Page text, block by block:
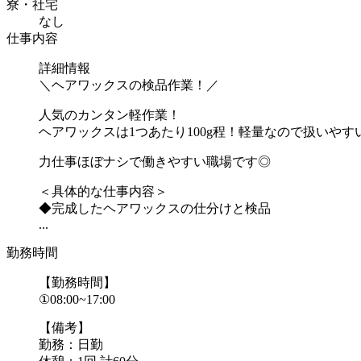
寮・社宅
なし
仕事内容
詳細情報
＼ヘアワックスの検品作業！／
人気のカンタン軽作業！
ヘアワックスは1つあたり100g程！軽量なので扱いやす
力仕事ほぼナシで働きやすい職場です◎
＜具体的な仕事内容＞
◆完成したヘアワックスの仕分けと検品
...
勤務時間
【勤務時間】
①08:00~17:00
【備考】
勤務：日勤